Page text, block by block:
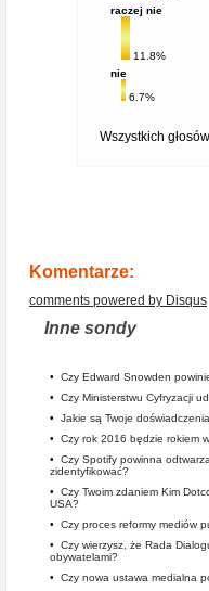
raczej nie
11.8%
nie
6.7%
Wszystkich
Komentarze:
comments powered by Disqus
Inne sondy
• Czy Edward Snowden
• Czy Ministerstwu Cyfryzacji
• Jakie są Twoje
• Czy rok 2016 będzie rokiem
• Czy Spotify powinna
zidentyfikować?
• Czy Twoim zdaniem Kim
USA?
• Czy proces reformy mediów
• Czy wierzysz, że Rada
obywatelami?
• Czy nowa ustawa medialna